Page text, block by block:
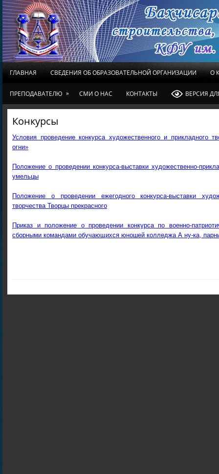
ГЛАВНАЯ СВЕДЕНИЯ ОБ ОБРАЗОВАТЕЛЬНОЙ ОРГАНИЗАЦИИ О
ПРЕПОДАВАТЕЛЮ » СМИ О НАС КОНТАКТЫ ВЕРСИЯ
Конкурсы
Условия проведение конкурса художественного и прикладного
огни»
Положение о проведении конкурса-выставки художественно-
умельцы
Положение о проведении ежегодного конкурса-выставки
творчества Творцы прекрасного
Приказ и положение о проведении конкурса по военно-
сборными командами обучающихся юношей колледжа А ну-ка,